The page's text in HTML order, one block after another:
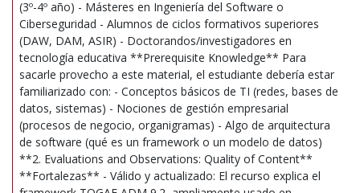
(3º-4º año) - Másteres en Ingeniería del Software o
Ciberseguridad - Alumnos de ciclos formativos superiores
(DAW, DAM, ASIR) - Doctorandos/investigadores en
tecnología educativa **Prerequisite Knowledge** Para
sacarle provecho a este material, el estudiante debería estar
familiarizado con: - Conceptos básicos de TI (redes, bases de
datos, sistemas) - Nociones de gestión empresarial
(procesos de negocio, organigramas) - Algo de arquitectura
de software (qué es un framework o un modelo de datos)
**2. Evaluations and Observations: Quality of Content**
**Fortalezas** - Válido y actualizado: El recurso explica el